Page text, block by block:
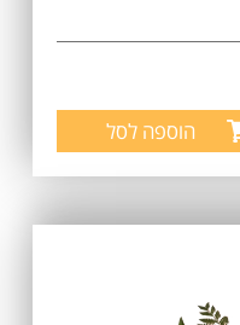
הוספה לסל